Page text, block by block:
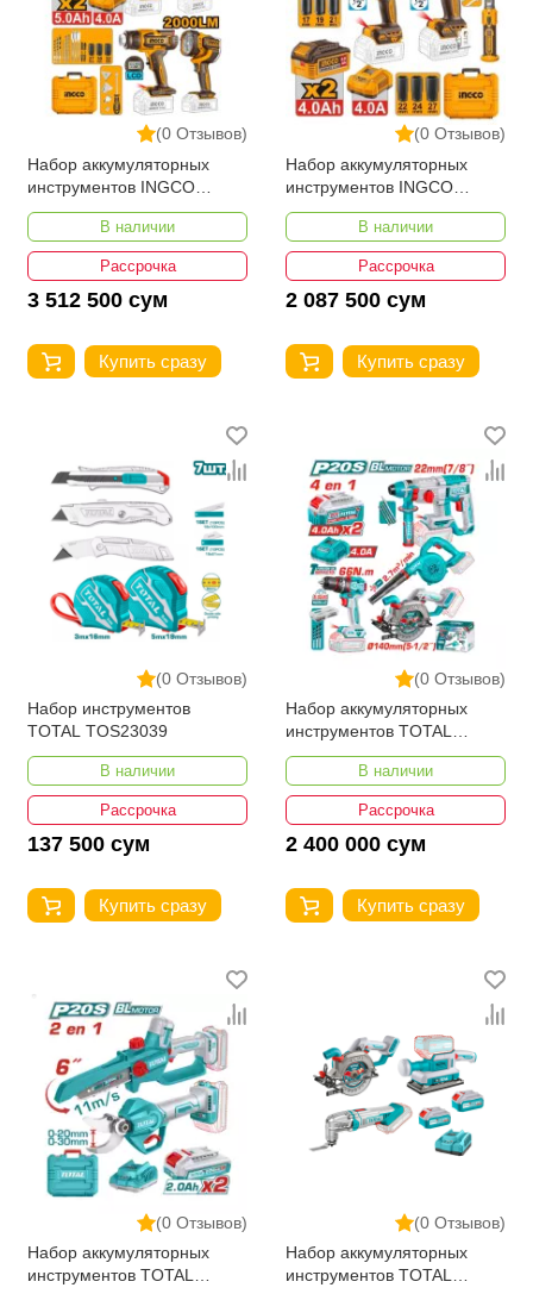
(0 Отзывов)
Набор аккумуляторных
инструментов INGCO
COSLI250608
В наличии
Рассрочка
3 512 500 сум
Купить сразу
(0 Отзывов)
Набор аккумуляторных
инструментов INGCO
COSLI251085
В наличии
Рассрочка
2 087 500 сум
Купить сразу
(0 Отзывов)
Набор инструментов
TOTAL TOS23039
В наличии
Рассрочка
137 500 сум
Купить сразу
(0 Отзывов)
Набор аккумуляторных
инструментов TOTAL
TOSLI250695
В наличии
Рассрочка
2 400 000 сум
Купить сразу
(0 Отзывов)
Набор аккумуляторных
инструментов TOTAL
(0 Отзывов)
Набор аккумуляторных
инструментов TOTAL